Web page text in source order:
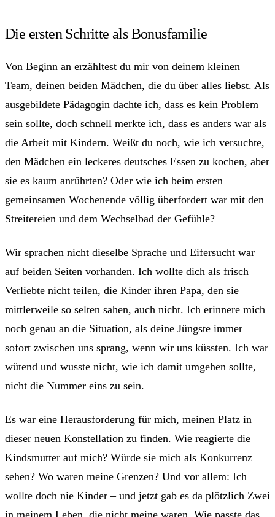
Die ersten Schritte als Bonusfamilie
Von Beginn an erzähltest du mir von deinem kleinen
Team, deinen beiden Mädchen, die du über alles liebst. Als
ausgebildete Pädagogin dachte ich, dass es kein Problem
sein sollte, doch schnell merkte ich, dass es anders war als
die Arbeit mit Kindern. Weißt du noch, wie ich versuchte,
den Mädchen ein leckeres deutsches Essen zu kochen, aber
sie es kaum anrührten? Oder wie ich beim ersten
gemeinsamen Wochenende völlig überfordert war mit den
Streitereien und dem Wechselbad der Gefühle?
Wir sprachen nicht dieselbe Sprache und Eifersucht war
auf beiden Seiten vorhanden. Ich wollte dich als frisch
Verliebte nicht teilen, die Kinder ihren Papa, den sie
mittlerweile so selten sahen, auch nicht. Ich erinnere mich
noch genau an die Situation, als deine Jüngste immer
sofort zwischen uns sprang, wenn wir uns küssten. Ich war
wütend und wusste nicht, wie ich damit umgehen sollte,
nicht die Nummer eins zu sein.
Es war eine Herausforderung für mich, meinen Platz in
dieser neuen Konstellation zu finden. Wie reagierte die
Kindsmutter auf mich? Würde sie mich als Konkurrenz
sehen? Wo waren meine Grenzen? Und vor allem: Ich
wollte doch nie Kinder – und jetzt gab es da plötzlich Zwei
in meinem Leben, die nicht meine waren. Wie passte das